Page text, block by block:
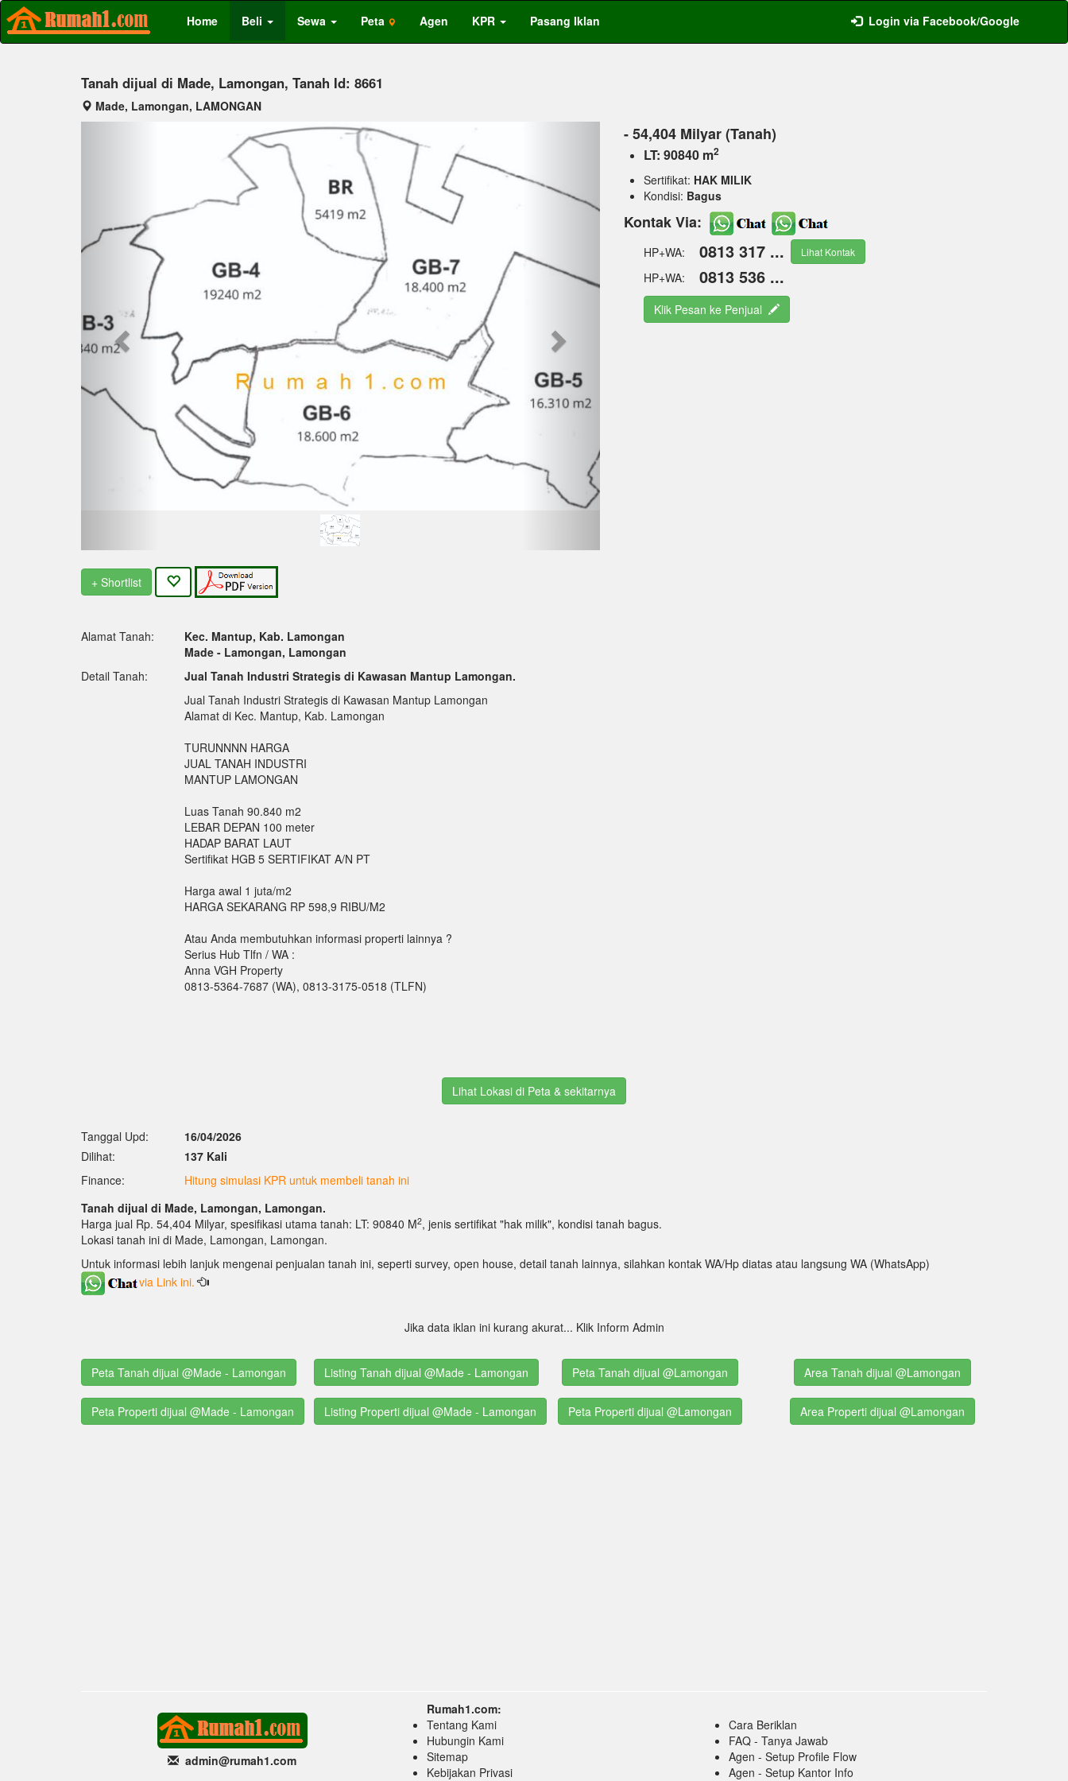
Home Beli Sewa Peta Agen KPR Pasang Iklan Login via Facebook/Google
Tanah dijual di Made, Lamongan, Tanah Id: 8661
Made, Lamongan, LAMONGAN
+ Shortlist
- 54,404 Milyar (Tanah)
LT: 90840 m2
Sertifikat: HAK MILIK
Kondisi: Bagus
Kontak Via:
HP+WA: 0813 317 ... Lihat Kontak
HP+WA: 0813 536 ...
Klik Pesan ke Penjual
Alamat Tanah:
Kec. Mantup, Kab. Lamongan
Made - Lamongan, Lamongan
Detail Tanah:
Jual Tanah Industri Strategis di Kawasan Mantup Lamongan.
Jual Tanah Industri Strategis di Kawasan Mantup Lamongan
Alamat di Kec. Mantup, Kab. Lamongan
TURUNNNN HARGA
JUAL TANAH INDUSTRI
MANTUP LAMONGAN
Luas Tanah 90.840 m2
LEBAR DEPAN 100 meter
HADAP BARAT LAUT
Sertifikat HGB 5 SERTIFIKAT A/N PT
Harga awal 1 juta/m2
HARGA SEKARANG RP 598,9 RIBU/M2
Atau Anda membutuhkan informasi properti lainnya ?
Serius Hub Tlfn / WA :
Anna VGH Property
0813-5364-7687 (WA), 0813-3175-0518 (TLFN)
Lihat Lokasi di Peta & sekitarnya
Tanggal Upd:
16/04/2026
Dilihat:
137 Kali
Finance:
Hitung simulasi KPR untuk membeli tanah ini
Tanah dijual di Made, Lamongan, Lamongan.
Harga jual Rp. 54,404 Milyar, spesifikasi utama tanah: LT: 90840 M2, jenis sertifikat "hak milik", kondisi tanah bagus.
Lokasi tanah ini di Made, Lamongan, Lamongan.
Untuk informasi lebih lanjuk mengenai penjualan tanah ini, seperti survey, open house, detail tanah lainnya, silahkan kontak WA/Hp diatas atau langsung WA (WhatsApp)
via Link ini.
Jika data iklan ini kurang akurat... Klik Inform Admin
Peta Tanah dijual @Made - Lamongan Listing Tanah dijual @Made - Lamongan Peta Tanah dijual @Lamongan Area Tanah dijual @Lamongan
Peta Properti dijual @Made - Lamongan Listing Properti dijual @Made - Lamongan Peta Properti dijual @Lamongan Area Properti dijual @Lamongan
admin@rumah1.com
Rumah1.com:
Tentang Kami
Hubungin Kami
Sitemap
Kebijakan Privasi
Cara Beriklan
FAQ - Tanya Jawab
Agen - Setup Profile Flow
Agen - Setup Kantor Info